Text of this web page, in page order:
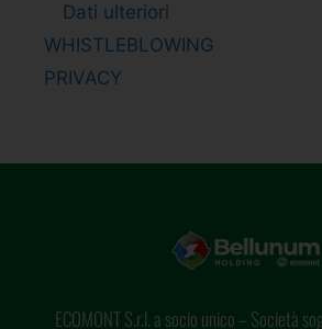
Dati ulteriori
WHISTLEBLOWING
PRIVACY
ECOMONT S.r.l. a socio unico – Società